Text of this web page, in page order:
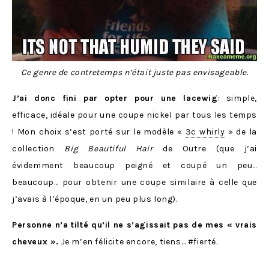
Ce genre de contretemps n’était juste pas envisageable.
J’ai donc fini par opter pour une lacewig: simple,
efficace, idéale pour une coupe nickel par tous les temps
! Mon choix s’est porté sur le modèle « 3c whirly » de la
collection Big Beautiful Hairde Outre (que j’ai
évidemment beaucoup peigné et coupé un peu…
beaucoup… pour obtenir une coupe similaire à celle que
j’avais à l’époque, en un peu plus long).
Personne n’a tilté qu’il ne s’agissait pas de mes « vrais
cheveux ». Je m’en félicite encore, tiens… #fierté.